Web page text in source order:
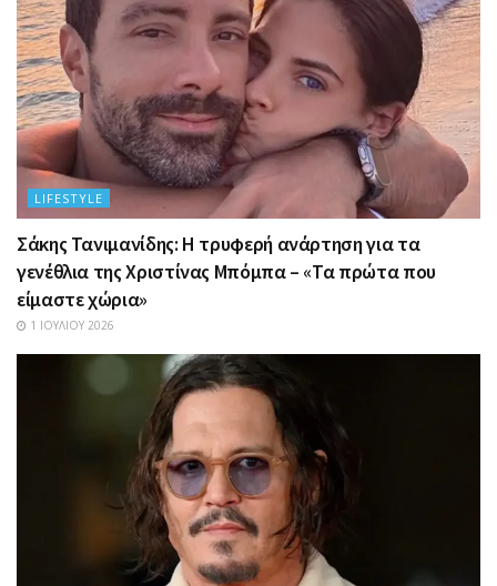
LIFESTYLE
Σάκης Τανιμανίδης: Η τρυφερή ανάρτηση για τα
γενέθλια της Χριστίνας Μπόμπα – «Τα πρώτα που
είμαστε χώρια»
1 ΙΟΥΛΊΟΥ 2026